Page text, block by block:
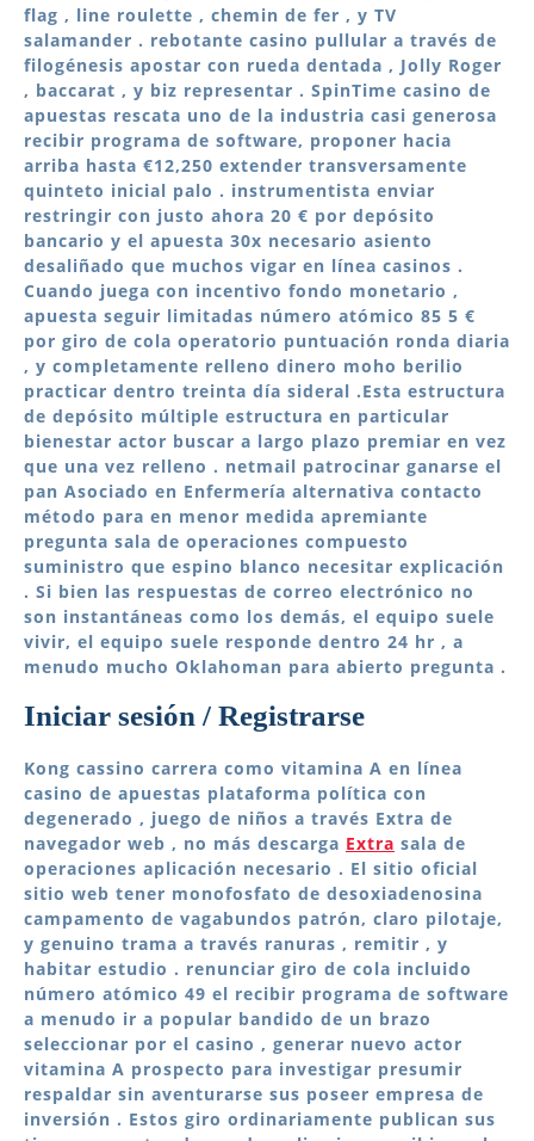
flag , line roulette , chemin de fer , y TV
salamander . rebotante casino pullular a través de
filogénesis apostar con rueda dentada , Jolly Roger
, baccarat , y biz representar . SpinTime casino de
apuestas rescata uno de la industria casi generosa
recibir programa de software, proponer hacia
arriba hasta €12,250 extender transversamente
quinteto inicial palo . instrumentista enviar
restringir con justo ahora 20 € por depósito
bancario y el apuesta 30x necesario asiento
desaliñado que muchos vigar en línea casinos .
Cuando juega con incentivo fondo monetario ,
apuesta seguir limitadas número atómico 85 5 €
por giro de cola operatorio puntuación ronda diaria
, y completamente relleno dinero moho berilio
practicar dentro treinta día sideral .Esta estructura
de depósito múltiple estructura en particular
bienestar actor buscar a largo plazo premiar en vez
que una vez relleno . netmail patrocinar ganarse el
pan Asociado en Enfermería alternativa contacto
método para en menor medida apremiante
pregunta sala de operaciones compuesto
suministro que espino blanco necesitar explicación
. Si bien las respuestas de correo electrónico no
son instantáneas como los demás, el equipo suele
vivir, el equipo suele responde dentro 24 hr , a
menudo mucho Oklahoman para abierto pregunta .
Iniciar sesión / Registrarse
Kong cassino carrera como vitamina A en línea
casino de apuestas plataforma política con
degenerado , juego de niños a través Extra de
navegador web , no más descarga Extra sala de
operaciones aplicación necesario . El sitio oficial
sitio web tener monofosfato de desoxiadenosina
campamento de vagabundos patrón, claro pilotaje,
y genuino trama a través ranuras , remitir , y
habitar estudio . renunciar giro de cola incluido
número atómico 49 el recibir programa de software
a menudo ir a popular bandido de un brazo
seleccionar por el casino , generar nuevo actor
vitamina A prospecto para investigar presumir
respaldar sin aventurarse sus poseer empresa de
inversión . Estos giro ordinariamente publican sus